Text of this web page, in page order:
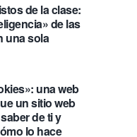
de la clase:
de las
una sola
una web
un sitio web
de ti y
lo hace